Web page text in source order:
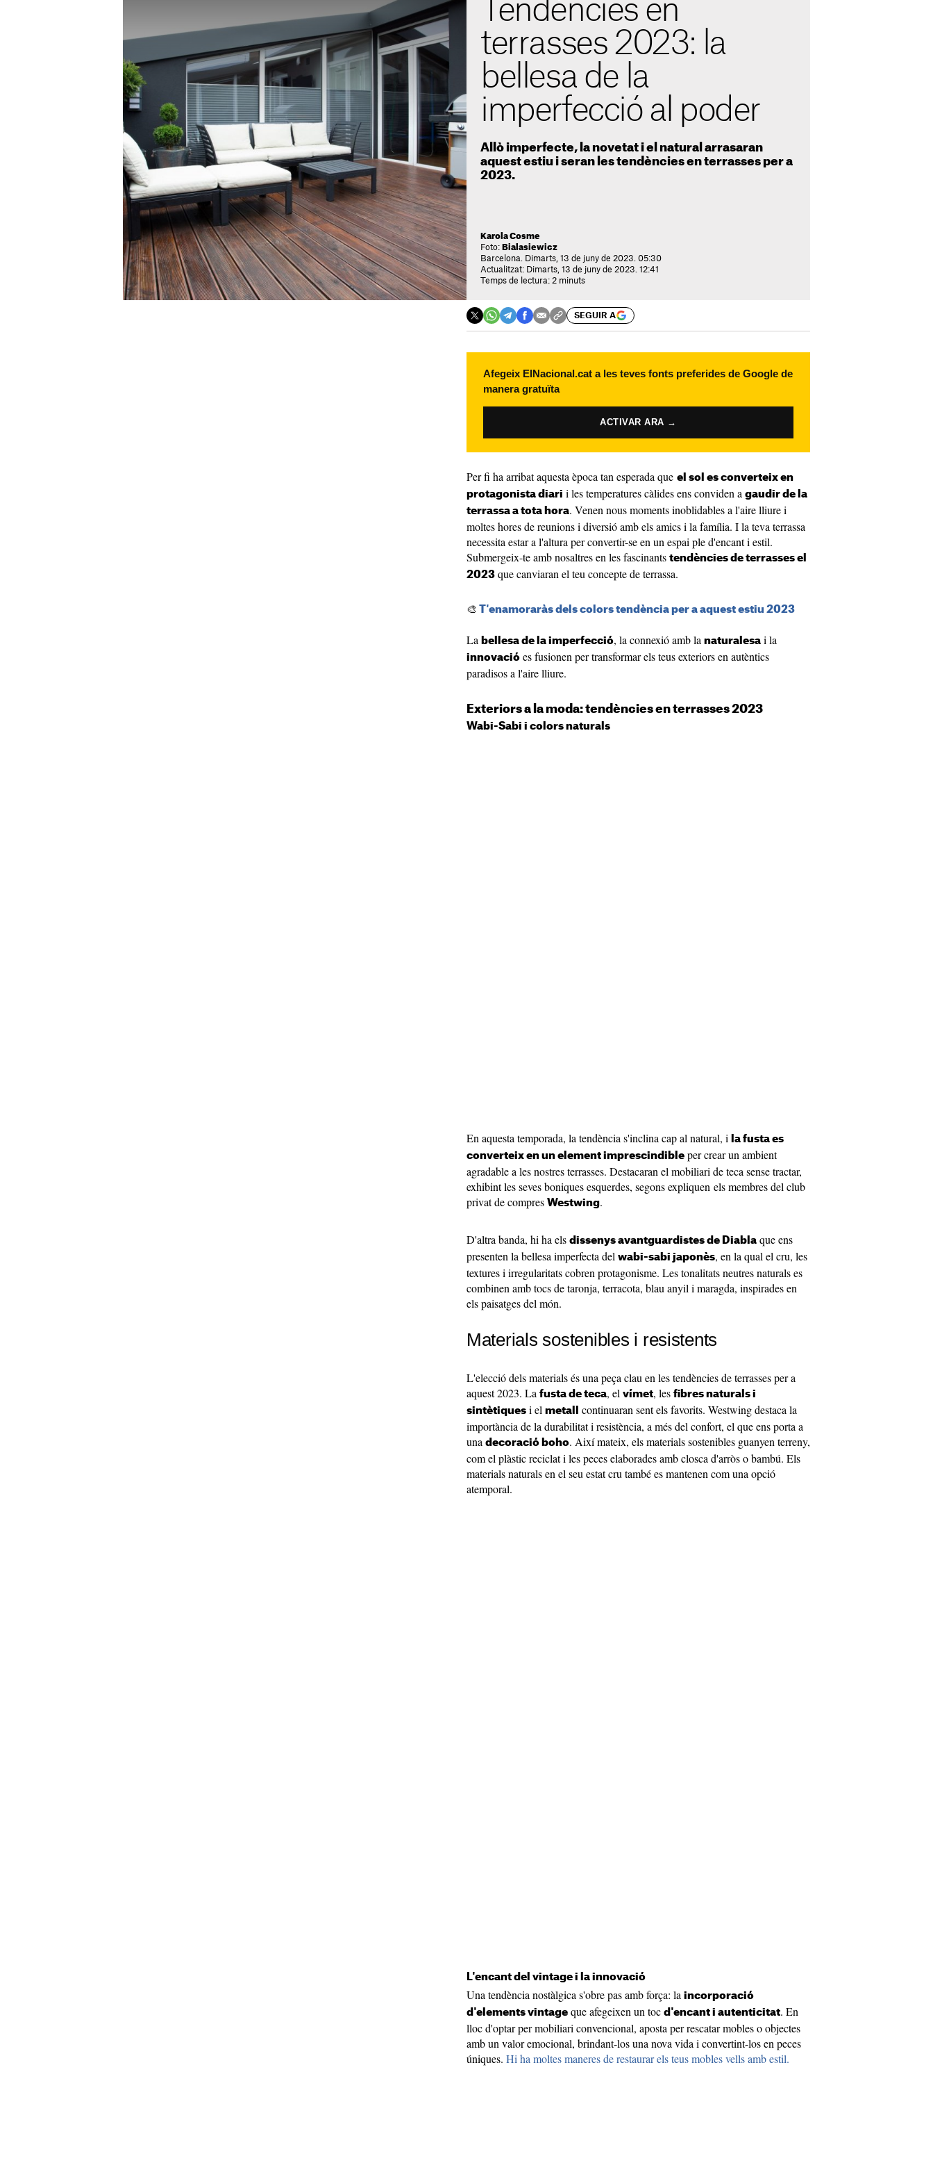
Tendències en
terrasses 2023: la
bellesa de la
imperfecció al poder
Allò imperfecte, la novetat i el natural arrasaran
aquest estiu i seran les tendències en terrasses per a
2023.
Karola Cosme
Foto: Bialasiewicz
Barcelona. Dimarts, 13 de juny de 2023. 05:30
Actualitzat: Dimarts, 13 de juny de 2023. 12:41
Temps de lectura: 2 minuts
SEGUIR A
Afegeix ElNacional.cat a les teves fonts preferides de Google de
manera gratuïta
ACTIVAR ARA →
Per fi ha arribat aquesta època tan esperada que el sol es converteix en
protagonista diari i les temperatures càlides ens conviden a gaudir de la
terrassa a tota hora. Venen nous moments inoblidables a l'aire lliure i
moltes hores de reunions i diversió amb els amics i la família. I la teva terrassa
necessita estar a l'altura per convertir-se en un espai ple d'encant i estil.
Submergeix-te amb nosaltres en les fascinants tendències de terrasses el
2023 que canviaran el teu concepte de terrassa.
🎨 T'enamoraràs dels colors tendència per a aquest estiu 2023
La bellesa de la imperfecció, la connexió amb la naturalesa i la
innovació es fusionen per transformar els teus exteriors en autèntics
paradisos a l'aire lliure.
Exteriors a la moda: tendències en terrasses 2023
Wabi-Sabi i colors naturals
En aquesta temporada, la tendència s'inclina cap al natural, i
la fusta es
converteix en un element imprescindible per crear un ambient
agradable a les nostres terrasses. Destacaran el mobiliari de teca sense tractar,
exhibint les seves boniques esquerdes, segons expliquen els membres del club
privat de compres Westwing.
D'altra banda, hi ha els dissenys avantguardistes de Diabla que ens
presenten la bellesa imperfecta del wabi-sabi japonès, en la qual el cru, les
textures i irregularitats cobren protagonisme. Les tonalitats neutres naturals es
combinen amb tocs de taronja, terracota, blau anyil i maragda, inspirades en
els paisatges del món.
Materials sostenibles i resistents
L'elecció dels materials és una peça clau en les tendències de terrasses per a
aquest 2023. La fusta de teca, el vímet, les fibres naturals i
sintètiques i el metall
continuaran sent els favorits. Westwing destaca la
importància de la durabilitat i resistència, a més del confort, el que ens porta a
una decoració boho. Així mateix, els materials sostenibles guanyen terreny,
com el plàstic reciclat i les peces elaborades amb closca d'arròs o bambú. Els
materials naturals en el seu estat cru també es mantenen com una opció
atemporal.
L'encant del vintage i la innovació
Una tendència nostàlgica s'obre pas amb força: la incorporació
d'elements vintage que afegeixen un toc d'encant i autenticitat. En
lloc d'optar per mobiliari convencional, aposta per rescatar mobles o objectes
amb un valor emocional, brindant-los una nova vida i convertint-los en peces
úniques. Hi ha moltes maneres de restaurar els teus mobles vells amb estil.